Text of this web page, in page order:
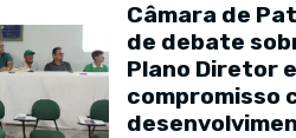
Câmara de
de debate
Plano Diretor
compromisso